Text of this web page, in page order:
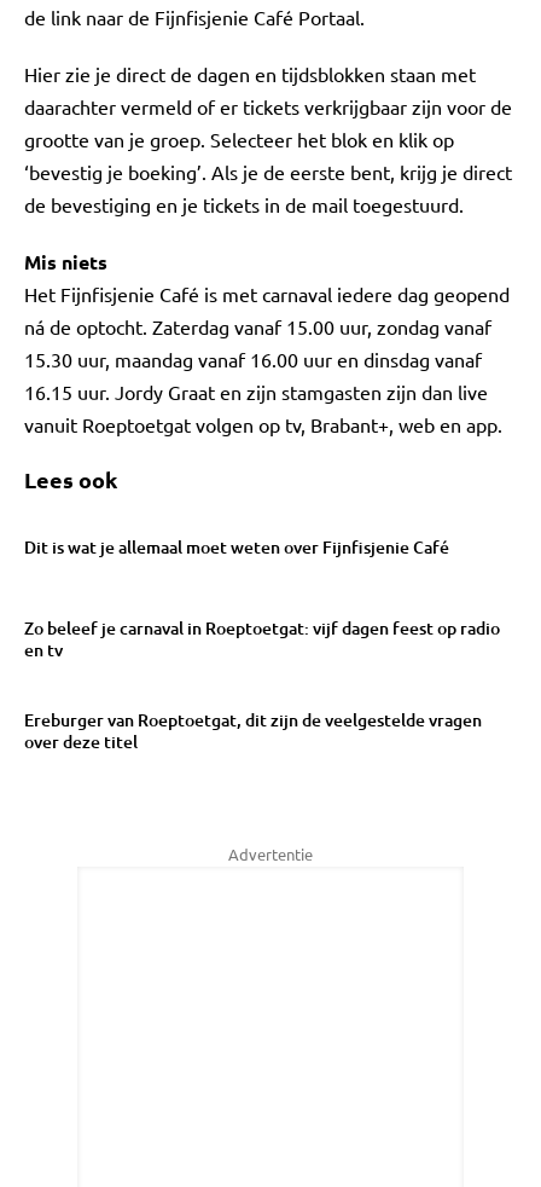
de link naar de Fijnfisjenie Café Portaal.
Hier zie je direct de dagen en tijdsblokken staan met
daarachter vermeld of er tickets verkrijgbaar zijn voor de
grootte van je groep. Selecteer het blok en klik op
‘bevestig je boeking’. Als je de eerste bent, krijg je direct
de bevestiging en je tickets in de mail toegestuurd.
Mis niets
Het Fijnfisjenie Café is met carnaval iedere dag geopend
ná de optocht. Zaterdag vanaf 15.00 uur, zondag vanaf
15.30 uur, maandag vanaf 16.00 uur en dinsdag vanaf
16.15 uur. Jordy Graat en zijn stamgasten zijn dan live
vanuit Roeptoetgat volgen op tv, Brabant+, web en app.
Lees ook
Dit is wat je allemaal moet weten over Fijnfisjenie Café
Zo beleef je carnaval in Roeptoetgat: vijf dagen feest op radio
en tv
Ereburger van Roeptoetgat, dit zijn de veelgestelde vragen
over deze titel
Advertentie